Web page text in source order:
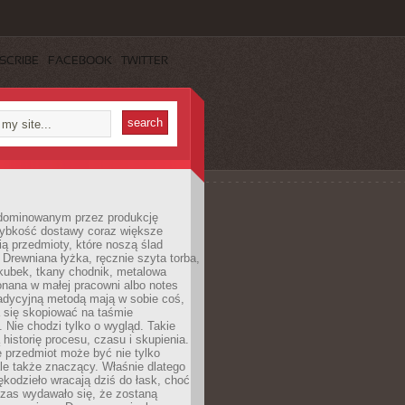
FACEBOOK TWITTER
przez produkcję
dostawy coraz większe
przedmioty, które noszą ślad
łyżka, ręcznie szyta torba,
tkany chodnik, metalowa
w małej pracowni albo notes
metodą mają w sobie coś,
się skopiować na taśmie
Nie chodzi tylko o wygląd. Takie
procesu, czasu i skupienia.
przedmiot może być nie tylko
także znaczący. Właśnie dlatego
wracają dziś do łask, choć
wydawało się, że zostaną